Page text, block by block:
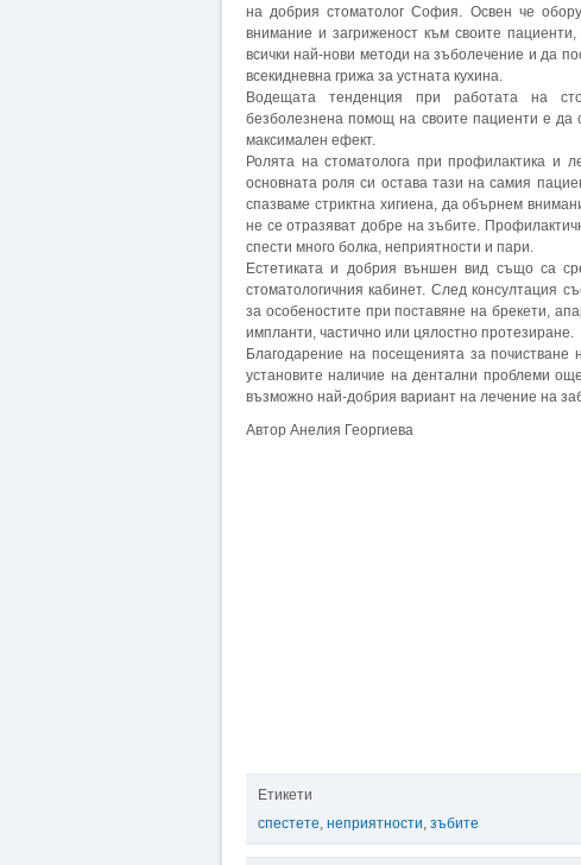
на добрия стоматолог София. Освен че
внимание и загриженост към своите
всички най-нови методи на зъболечение и да
всекидневна грижа за устната кухина.
Водещата тенденция при работата на
безболезнена помощ на своите пациенти е да
максимален ефект.
Ролята на стоматолога при профилактика и
основната роля си остава тази на самия
спазваме стриктна хигиена, да обърнем
не се отразяват добре на зъбите.
спести много болка, неприятности и пари.
Естетиката и добрия външен вид също са
стоматологичния кабинет. След консултация
за особеностите при поставяне на брекети,
импланти, частично или цялостно протезиране.
Благодарение на посещенията за
установите наличие на дентални проблеми
възможно най-добрия вариант на лечение на
Автор Анелия Георгиева
Етикети
спестете, неприятности, зъбите